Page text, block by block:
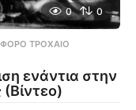
0 0
ΤΡΟΧΑΊΟ
ενάντια στην